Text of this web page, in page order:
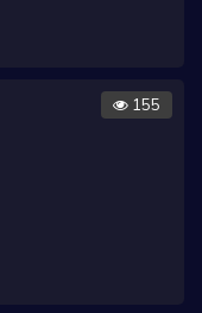
155